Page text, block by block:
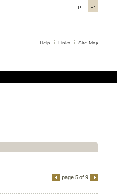
Help Links Site Map
page 5 of 9